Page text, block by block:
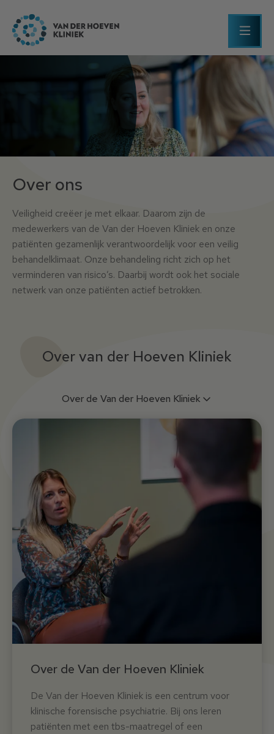
Over ons
Over ons
Veiligheid creëer je met elkaar. Daarom zijn de
medewerkers van de Van der Hoeven Kliniek en onze
patiënten gezamenlijk verantwoordelijk voor een veilig
behandelklimaat. Onze behandeling richt zich op het
verminderen van risico’s. Daarbij wordt ook het sociale
netwerk van onze patiënten actief betrokken.
Over van der Hoeven Kliniek
Over de Van der Hoeven Kliniek
Over de Van der Hoeven Kliniek
De Van der Hoeven Kliniek is een centrum voor
klinische forensische psychiatrie. Bij ons leren
patiënten met een tbs-maatregel of een